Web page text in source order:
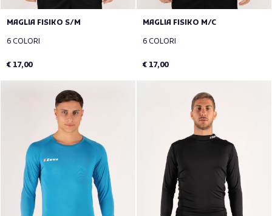
MAGLIA FISIKO S/M
6 COLORI
€ 17,00
MAGLIA FISIKO M/C
6 COLORI
€ 17,00